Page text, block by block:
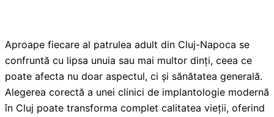
Aproape fiecare al patrulea adult din Cluj-Napoca se
confruntă cu lipsa unuia sau mai multor dinți, ceea ce
poate afecta nu doar aspectul, ci și sănătatea generală.
Alegerea corectă a unei clinici de implantologie modernă
în Cluj poate transforma complet calitatea vieții, oferind